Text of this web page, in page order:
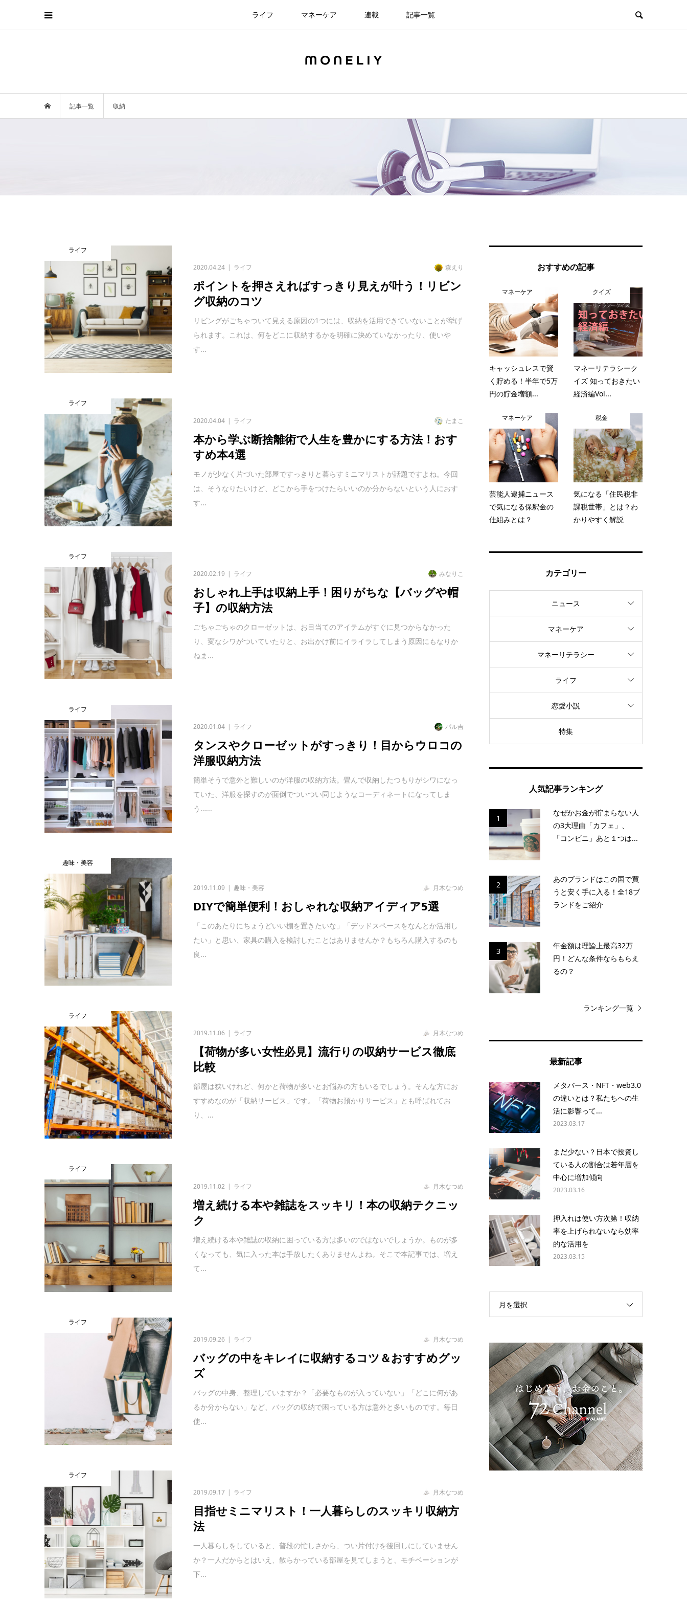
ライフ マネーケア 連載 記事一覧
記事一覧 収納
ライフ
2020.04.24 ライフ 森えり
ポイントを押さえればすっきり見えが叶う！リビン
グ収納のコツ
リビングがごちゃついて見える原因の1つには、収納を活用できていないことが挙げ
られます。これは、何をどこに収納するかを明確に決めていなかったり、使いや
す...
ライフ
2020.04.04 ライフ たまこ
本から学ぶ断捨離術で人生を豊かにする方法！おす
すめ本4選
モノが少なく片づいた部屋ですっきりと暮らすミニマリストが話題ですよね。今回
は、そうなりたいけど、どこから手をつけたらいいのか分からないという人におす
す...
ライフ
2020.02.19 ライフ みなりこ
おしゃれ上手は収納上手！困りがちな【バッグや帽
子】の収納方法
ごちゃごちゃのクローゼットは、お目当てのアイテムがすぐに見つからなかった
り、変なシワがついていたりと、お出かけ前にイライラしてしまう原因にもなりか
ねま...
ライフ
2020.01.04 ライフ パル吉
タンスやクローゼットがすっきり！目からウロコの
洋服収納方法
簡単そうで意外と難しいのが洋服の収納方法。畳んで収納したつもりがシワになっ
ていた、洋服を探すのが面倒でついつい同じようなコーディネートになってしま
う…...
趣味・美容
2019.11.09 趣味・美容 月木なつめ
DIYで簡単便利！おしゃれな収納アイディア5選
「このあたりにちょうどいい棚を置きたいな」「デッドスペースをなんとか活用し
たい」と思い、家具の購入を検討したことはありませんか？もちろん購入するのも
良...
ライフ
2019.11.06 ライフ 月木なつめ
【荷物が多い女性必見】流行りの収納サービス徹底
比較
部屋は狭いけれど、何かと荷物が多いとお悩みの方もいるでしょう。そんな方にお
すすめなのが「収納サービス」です。「荷物お預かりサービス」とも呼ばれてお
り、...
ライフ
2019.11.02 ライフ 月木なつめ
増え続ける本や雑誌をスッキリ！本の収納テクニッ
ク
増え続ける本や雑誌の収納に困っている方は多いのではないでしょうか。ものが多
くなっても、気に入った本は手放したくありませんよね。そこで本記事では、増え
て...
ライフ
2019.09.26 ライフ 月木なつめ
バッグの中をキレイに収納するコツ＆おすすめグッ
ズ
バッグの中身、整理していますか？「必要なものが入っていない」「どこに何があ
るか分からない」など、バッグの収納で困っている方は意外と多いものです。毎日
使...
ライフ
2019.09.17 ライフ 月木なつめ
目指せミニマリスト！一人暮らしのスッキリ収納方
法
一人暮らしをしていると、普段の忙しさから、つい片付けを後回しにしていません
か？一人だからとはいえ、散らかっている部屋を見てしまうと、モチベーションが
下...
おすすめの記事
マネーケア
キャッシュレスで賢
く貯める！半年で5万
円の貯金増額...
クイズ
マネーリテラシーク
イズ 知っておきたい
経済編Vol...
マネーケア
芸能人逮捕ニュース
で気になる保釈金の
仕組みとは？
税金
気になる「住民税非
課税世帯」とは？わ
かりやすく解説
カテゴリー
ニュース
マネーケア
マネーリテラシー
ライフ
恋愛小説
特集
人気記事ランキング
1
なぜかお金が貯まらない人
の3大理由「カフェ」、
「コンビニ」あと１つは...
2
あのブランドはこの国で買
うと安く手に入る！全18ブ
ランドをご紹介
3
年金額は理論上最高32万
円！どんな条件ならもらえ
るの？
ランキング一覧
最新記事
メタバース・NFT・web3.0
の違いとは？私たちへの生
活に影響って...
2023.03.17
まだ少ない？日本で投資し
ている人の割合は若年層を
中心に増加傾向
2023.03.16
押入れは使い方次第！収納
率を上げられないなら効率
的な活用を
2023.03.15
月を選択